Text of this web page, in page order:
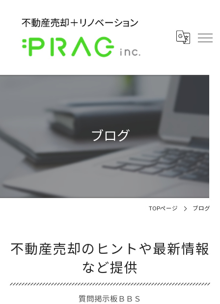
ブログ
TOPページ ブログ
不動産売却のヒントや最新情報
など提供
質問掲示板ＢＢＳ